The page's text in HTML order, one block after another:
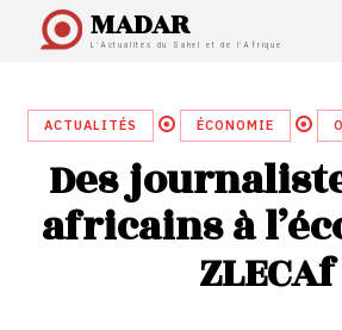
MADAR
L'Actualités du Sahel et de l'Afrique
ACTUALITÉS ÉCONOMIE
Des
africains à
ZLECAf